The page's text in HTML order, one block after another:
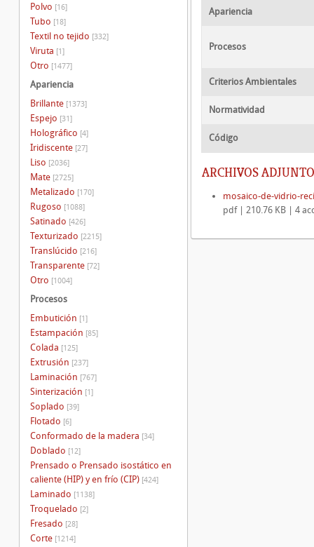
Apariencia
Procesos
Criterios Ambientales
Normatividad
Código
ARCHIVOS
mosaico-de-vidrio-
pdf | 210.76 KB | 4
Polvo [16]
Tubo [18]
Textil no tejido [332]
Viruta [1]
Otro [1477]
Apariencia
Brillante [1373]
Espejo [31]
Holográfico [4]
Iridiscente [27]
Liso [2036]
Mate [2725]
Metalizado [170]
Rugoso [1088]
Satinado [426]
Texturizado [2215]
Translúcido [216]
Transparente [72]
Otro [1004]
Procesos
Embutición [1]
Estampación [85]
Colada [125]
Extrusión [237]
Laminación [767]
Sinterización [1]
Soplado [39]
Flotado [6]
Conformado de la madera [34]
Doblado [12]
Prensado o Prensado isostático en
caliente (HIP) y en frío (CIP) [424]
Laminado [1138]
Troquelado [2]
Fresado [28]
Corte [1214]